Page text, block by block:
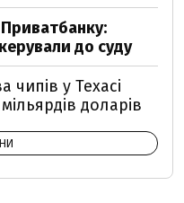
до суду
у Техасі
доларів